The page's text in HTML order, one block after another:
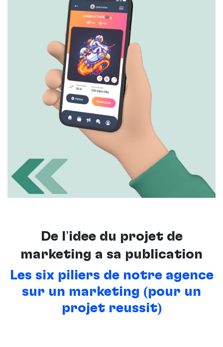
De l’idée du projet de
marketing à sa publication
Les six piliers de notre agence
sur un marketing (pour un
projet réussit)